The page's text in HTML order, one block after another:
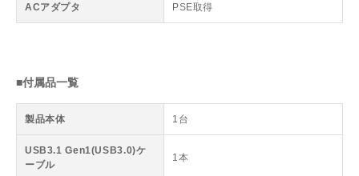
ACアダプタ PSE取得
■付属品一覧
製品本体 1台
USB3.1 Gen1(USB3.0)ケ
ーブル
1本